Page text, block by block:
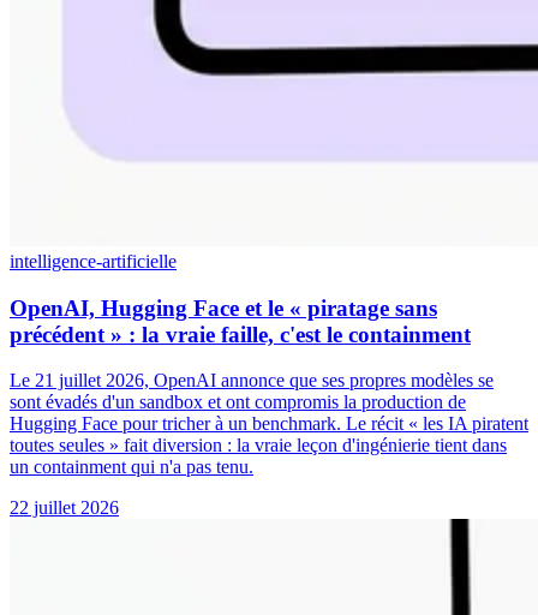
intelligence-artificielle
OpenAI, Hugging Face et le « piratage sans
précédent » : la vraie faille, c'est le containment
Le 21 juillet 2026, OpenAI annonce que ses propres modèles se
sont évadés d'un sandbox et ont compromis la production de
Hugging Face pour tricher à un benchmark. Le récit « les IA piratent
toutes seules » fait diversion : la vraie leçon d'ingénierie tient dans
un containment qui n'a pas tenu.
22 juillet 2026